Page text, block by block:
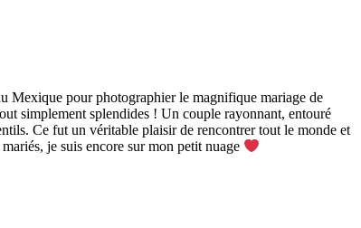
Mexique pour photographier le magnifique mariage de
simplement splendides ! Un couple rayonnant, entouré
Ce fut un véritable plaisir de rencontrer tout le monde et
je suis encore sur mon petit nuage